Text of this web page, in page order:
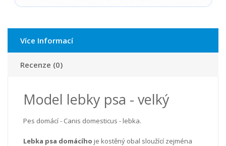
Více Informací
Recenze (0)
Model lebky psa - velký
Pes domácí - Canis domesticus - lebka.
Lebka psa domácího je kostěný obal sloužící zejména